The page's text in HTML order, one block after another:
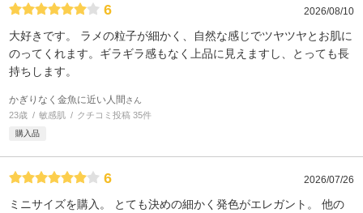
6 2026/08/10
大好きです。 ラメの粒子が細かく、自然な感じでツヤツヤとお肌に
のってくれます。ギラギラ感もなく上品に見えますし、とっても長
持ちします。
かぎりなく金魚に近い人間 さん
23歳 敏感肌 クチコミ投稿 35件
購入品
6 2026/07/26
ミニサイズを購入。 とても決めの細かく発色がエレガント。 他の